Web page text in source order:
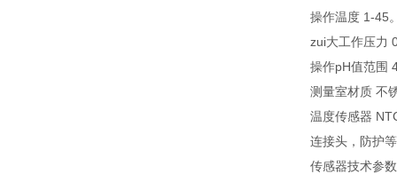
操作温度 1-45
zui大工作压力
操作pH值范围
测量室材质 不
温度传感器
连接头，防护
传感器技术参